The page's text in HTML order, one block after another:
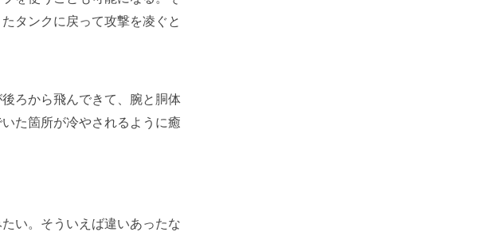
タンクに戻って攻撃を凌ぐと
ろから飛んできて、腕と胴体
た箇所が冷やされるように癒
い。そういえば違いあったな